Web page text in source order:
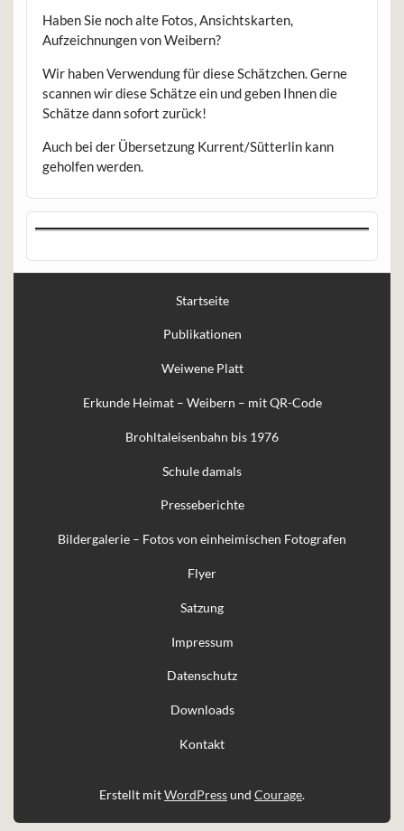
Haben Sie noch alte Fotos, Ansichtskarten,
Aufzeichnungen von Weibern?
Wir haben Verwendung für diese Schätzchen. Gerne
scannen wir diese Schätze ein und geben Ihnen die
Schätze dann sofort zurück!
Auch bei der Übersetzung Kurrent/Sütterlin kann
geholfen werden.
Startseite
Publikationen
Weiwene Platt
Erkunde Heimat – Weibern – mit QR-Code
Brohltaleisenbahn bis 1976
Schule damals
Presseberichte
Bildergalerie – Fotos von einheimischen Fotografen
Flyer
Satzung
Impressum
Datenschutz
Downloads
Kontakt
Erstellt mitWordPressund Courage.